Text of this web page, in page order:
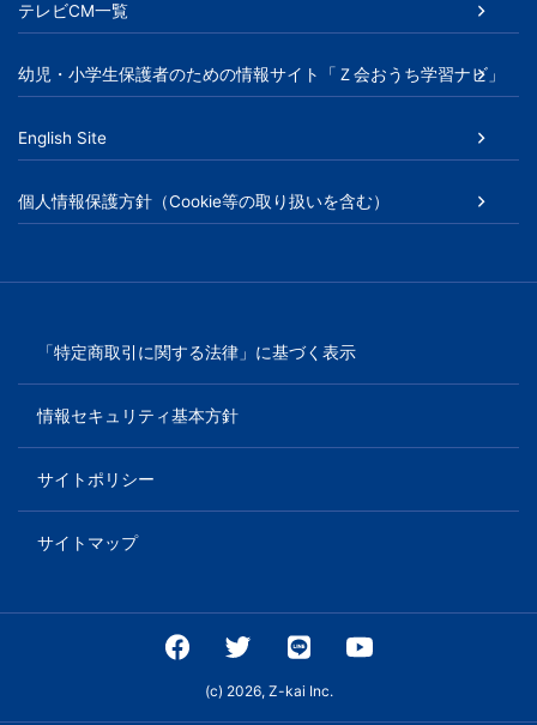
テレビCM一覧
幼児・小学生保護者のための情報サイト「Ｚ会おうち学習ナビ」
English Site
個人情報保護方針（Cookie等の取り扱いを含む）
「特定商取引に関する法律」に基づく表示
情報セキュリティ基本方針
サイトポリシー
サイトマップ
(c) 2026, Z-kai Inc.